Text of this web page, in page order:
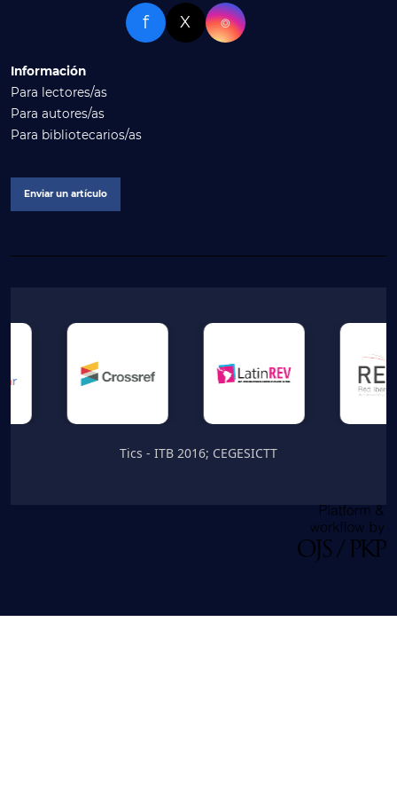
f X ⌾
Información
Para lectores/as
Para autores/as
Para bibliotecarios/as
Enviar un artículo
Tics - ITB 2016; CEGESICTT